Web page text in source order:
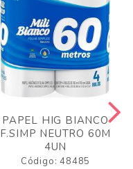
PAPEL HIG BIANCO
F.SIMP NEUTRO 60M
4UN
Código: 48485